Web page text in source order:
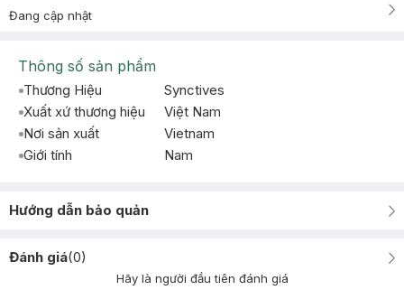
Đang cập nhật
Thông số sản phẩm
Thương Hiệu
Synctives
Xuất xứ thương hiệu
Việt Nam
Nơi sản xuất
Vietnam
Giới tính
Nam
Hướng dẫn bảo quản
Đánh giá(0)
Hãy là người đầu tiên đánh giá